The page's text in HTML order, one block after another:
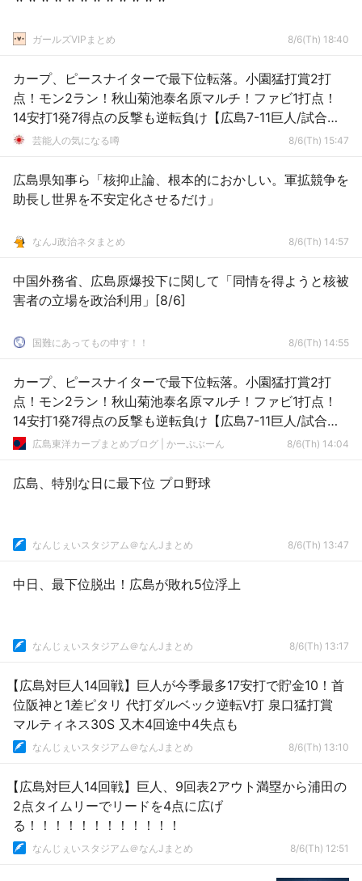
ガールズVIPまとめ 8/6(Th) 18:40
カープ、ピースナイターで最下位転落。小園猛打賞2打
点！モン2ラン！秋山菊池泰名原マルチ！ファビ1打点！
14安打1発7得点の反撃も逆転負け【広島7-11巨人/試合結
果】芸能人の気になる噂 8/6(Th) 15:47
広島県知事ら「核抑止論、根本的におかしい。軍拡競争を
助長し世界を不安定化させるだけ」
なんJ政治ネタまとめ 8/6(Th) 14:57
中国外務省、広島原爆投下に関して「同情を得ようと核被
害者の立場を政治利用」[8/6]
国難にあってもの申す！！ 8/6(Th) 14:55
カープ、ピースナイターで最下位転落。小園猛打賞2打
点！モン2ラン！秋山菊池泰名原マルチ！ファビ1打点！
14安打1発7得点の反撃も逆転負け【広島7-11巨人/試合結
果】広島東洋カープまとめブログ | かーぷぶーん 8/6(Th) 14:04
広島、特別な日に最下位 プロ野球
なんじぇいスタジアム＠なんJまとめ 8/6(Th) 13:47
中日、最下位脱出！広島が敗れ5位浮上
なんじぇいスタジアム＠なんJまとめ 8/6(Th) 13:17
【広島対巨人14回戦】巨人が今季最多17安打で貯金10！首
位阪神と1差ピタリ 代打ダルベック逆転V打 泉口猛打賞
マルティネス30S 又木4回途中4失点も
なんじぇいスタジアム＠なんJまとめ 8/6(Th) 13:10
【広島対巨人14回戦】巨人、9回表2アウト満塁から浦田の
2点タイムリーでリードを4点に広げ
る！！！！！！！！！！！！
なんじぇいスタジアム＠なんJまとめ 8/6(Th) 12:51